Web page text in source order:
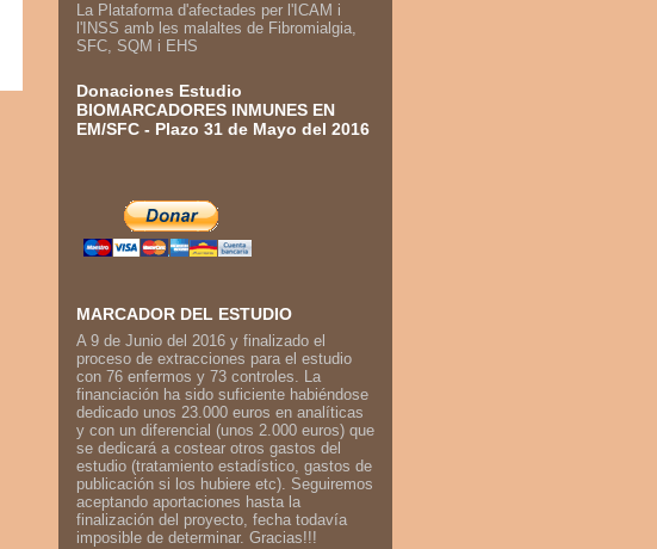
La Plataforma d'afectades per l'ICAM i
l'INSS amb les malaltes de Fibromialgia,
SFC, SQM i EHS
Donaciones Estudio
BIOMARCADORES INMUNES EN
EM/SFC - Plazo 31 de Mayo del 2016
MARCADOR DEL ESTUDIO
A 9 de Junio del 2016 y finalizado el
proceso de extracciones para el estudio
con 76 enfermos y 73 controles. La
financiación ha sido suficiente habiéndose
dedicado unos 23.000 euros en analíticas
y con un diferencial (unos 2.000 euros) que
se dedicará a costear otros gastos del
estudio (tratamiento estadístico, gastos de
publicación si los hubiere etc). Seguiremos
aceptando aportaciones hasta la
finalización del proyecto, fecha todavía
imposible de determinar. Gracias!!!